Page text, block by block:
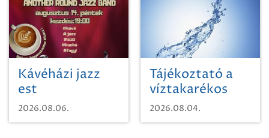
Kávéházi jazz
est
2026.08.06.
Tájékoztató a
víztakarékos
vízhasználatról
2026.08.04.